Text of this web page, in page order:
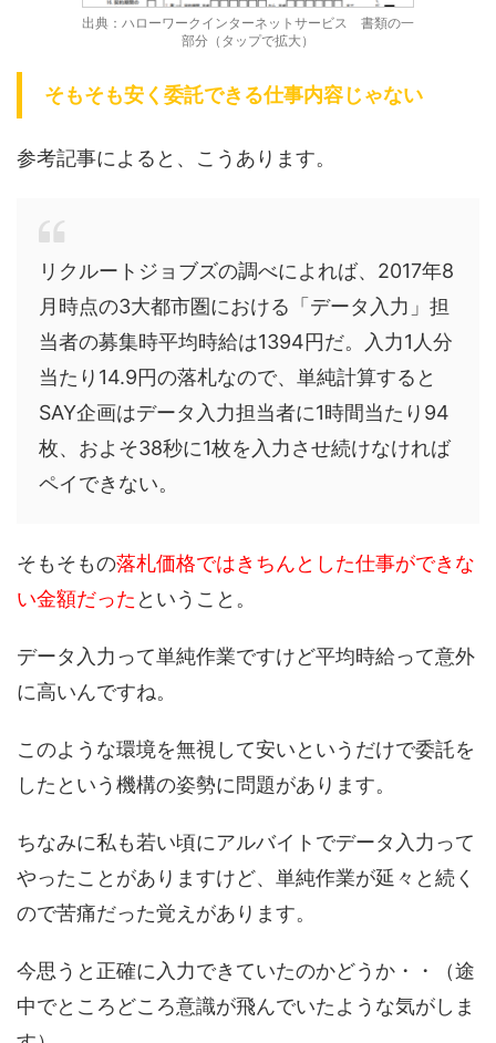
出典：ハローワークインターネットサービス 書類の一
部分（タップで拡大）
そもそも安く委託できる仕事内容じゃない
参考記事によると、こうあります。
リクルートジョブズの調べによれば、2017年8
月時点の3大都市圏における「データ入力」担
当者の募集時平均時給は1394円だ。入力1人分
当たり14.9円の落札なので、単純計算すると
SAY企画はデータ入力担当者に1時間当たり94
枚、およそ38秒に1枚を入力させ続けなければ
ペイできない。
そもそもの落札価格ではきちんとした仕事ができな
い金額だった ということ。
データ入力って単純作業ですけど平均時給って意外
に高いんですね。
このような環境を無視して安いというだけで委託を
したという機構の姿勢に問題があります。
ちなみに私も若い頃にアルバイトでデータ入力って
やったことがありますけど、単純作業が延々と続く
ので苦痛だった覚えがあります。
今思うと正確に入力できていたのかどうか・・（途
中でところどころ意識が飛んでいたような気がしま